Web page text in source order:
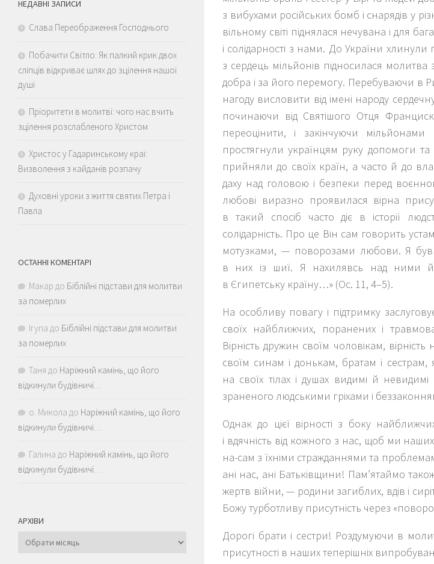
з вибухами російських бомб і снарядів у
вільному світі піднялася нечувана і для
і солідарності з нами. До України
з сердець мільйонів підносилася
добра і за його перемогу. Перебуваючи в
нагоду висловити від імені народу
починаючи від Святішого Отця
переоцінити, і закінчуючи
простягнули українцям руку допомоги
прийняли до своїх країн, а часто й до
даху над головою і безпеки перед
любові виразно проявилася вірна
в такий спосіб часто діє в історії
солідарність. Про це Він сам говорить
мотузками, — поворозами любови. Я був
в них із шиї. Я нахилявсь над ними
в Єгипетську країну…» (Ос. 11, 4–5).
На особливу повагу і підтримку
своїх найближчих, поранених і
Вірність дружин своїм чоловікам,
своїм синам і донькам, братам і сестрам,
на своїх тілах і душах видимі й
зраненого людськими гріхами і
Однак до цієї вірності з боку
і вдячність від кожного з нас, щоб ми
на-сам з їхніми стражданнями та
ані нас, ані Батьківщини! Пам’ятаймо
жертв війни, — родини загиблих, вдів і
Божу турботливу присутність через
Дорогі брати і сестри! Роздумуючи в
присутності в наших теперішніх
НЕДАВНІ ЗАПИСИ
Слава Переображення Господнього
Побачити Світло: Як палкий крик двох
сліпців відкриває шлях до зцілення нашої
душі
Пріоритети в молитві: чого нас вчить
зцілення розслабленого Христом
Христос у Гадаринському краї:
Визволення з кайданів розпачу
Духовні уроки з життя святих Петра і
Павла
ОСТАННІ КОМЕНТАРІ
Макар до Біблійні підстави для молитви
за померлих
Iryna до Біблійні підстави для молитви
за померлих
Таня до Наріжний камінь, що його
відкинули будівничі…
о. Микола до Наріжний камінь, що його
відкинули будівничі…
Галина до Наріжний камінь, що його
відкинули будівничі…
АРХІВИ
Архіви